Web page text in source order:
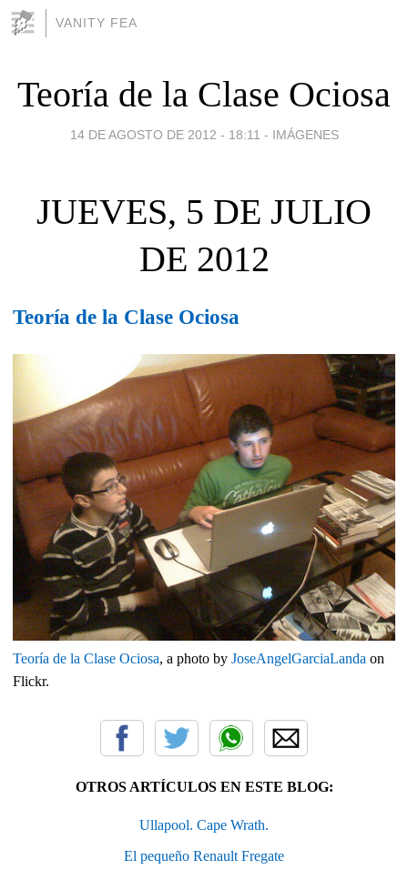
VANITY FEA
Teoría de la Clase Ociosa
14 DE AGOSTO DE 2012 - 18:11 - IMÁGENES
JUEVES, 5 DE JULIO
DE 2012
Teoría de la Clase Ociosa
Teoría de la Clase Ociosa, a photo by JoseAngelGarciaLanda on
Flickr.
OTROS ARTÍCULOS EN ESTE BLOG:
Ullapool. Cape Wrath.
El pequeño Renault Fregate